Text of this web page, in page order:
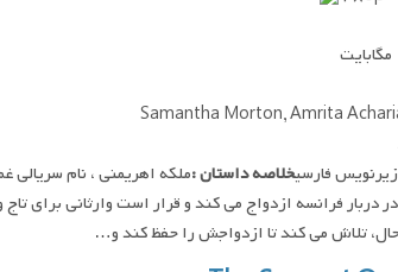
فارسیخلاصه داستان :ملکه اهریمنی ، نام
فرانسه ازدواج می کند و قرار است وارثانی برای
تلاش می کند تا ازدواجش را حفظ کند و…